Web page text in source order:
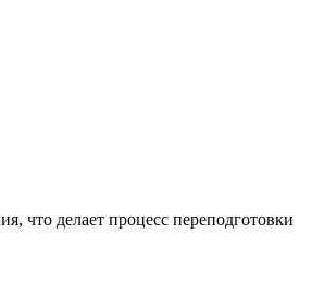
что делает процесс переподготовки